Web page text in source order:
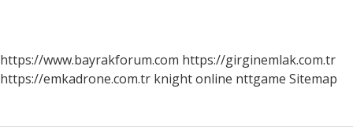
https://www.bayrakforum.com https://girginemlak.com.tr
https://emkadrone.com.tr knight online nttgame Sitemap